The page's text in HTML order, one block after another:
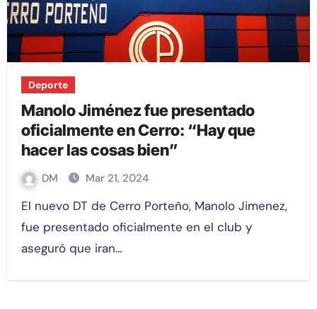
Deporte
Manolo Jiménez fue presentado
oficialmente en Cerro: “Hay que
hacer las cosas bien”
DM Mar 21, 2024
El nuevo DT de Cerro Porteño, Manolo Jimenez,
fue presentado oficialmente en el club y
aseguró que iran…